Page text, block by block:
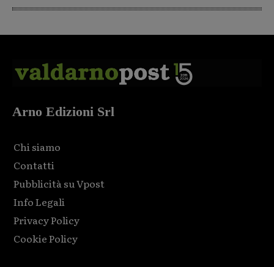
Arno Edizioni Srl
Chi siamo
Contatti
Pubblicità su Vpost
Info Legali
Privacy Policy
Cookie Policy